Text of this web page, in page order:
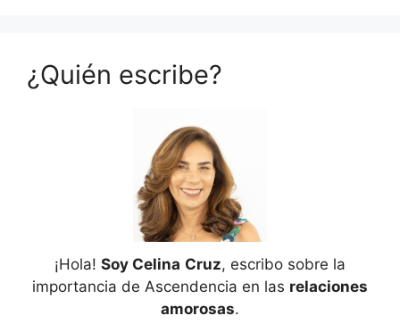
¿Quién escribe?
¡Hola! Soy Celina Cruz, escribo sobre la
importancia de Ascendencia en las relaciones
amorosas.